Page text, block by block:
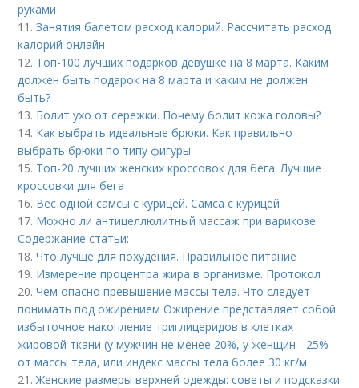
руками
11.Занятия балетом расход калорий. Рассчитать расход
калорий онлайн
12. Топ-100 лучших подарков девушке на 8 марта. Каким
должен быть подарок на 8 марта и каким не должен
быть?
13. Болит ухо от сережки. Почему болит кожа головы?
14. Как выбрать идеальные брюки. Как правильно
выбрать брюки по типу фигуры
15. Топ-20 лучших женских кроссовок для бега. Лучшие
кроссовки для бега
16. Вес одной самсы с курицей. Самса с курицей
17. Можно ли антицеллюлитный массаж при варикозе.
Содержание статьи:
18.Что лучше для похудения. Правильное питание
19. Измерение процентра жира в организме. Протокол
20.Чем опасно превышение массы тела. Что следует
понимать под ожирением Ожирение представляет собой
избыточное накопление триглицеридов в клетках
жировой ткани (у мужчин не менее 20%, у женщин - 25%
от массы тела, или индекс массы тела более 30 кг/м
21.Женские размеры верхней одежды: советы и подсказки